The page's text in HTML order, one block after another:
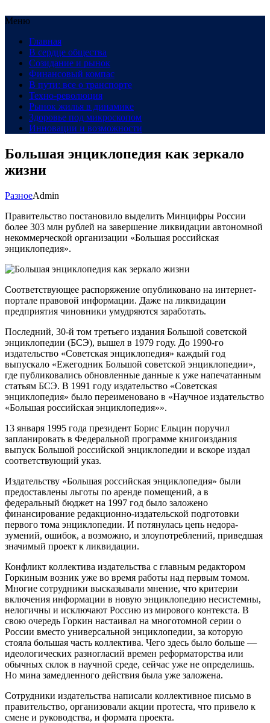
Меню
Главная
В сердце общества
Созидание и рынок
Финансовый компас
В пути: все о транспорте
Техно-революция
Рынок жилья в динамике
Здоровье под микроскопом
Инновации и возможности
Большая энциклопедия как зеркало
жизни
РазноеAdmin
Правительство постановило выделить Минцифры России
более 303 млн рублей на завершение ликвидации автономной
некоммерческой организации «Большая российская
энциклопедия».
Соответствующее распоряжение опубликовано на интернет-
портале правовой информации. Даже на ликвидации
предприятия чиновники умудряются заработать.
Последний, 30-й том третьего издания Большой советской
энциклопедии (БСЭ), вышел в 1979 году. До 1990-го
издательство «Советская энциклопедия» каждый год
выпускало «Ежегодник Большой советской энциклопедии»,
где публиковались обновленные данные к уже напечатанным
статьям БСЭ. В 1991 году издательство «Советская
энциклопедия» было переименовано в «Научное издательство
«Большая российская энциклопедия»».
13 января 1995 года президент Борис Ельцин поручил
запланировать в Федеральной программе книгоиздания
выпуск Большой российской энциклопедии и вскоре издал
соответствующий указ.
Издательству «Большая российская энциклопедия» были
предоставлены льготы по аренде помещений, а в
федеральный бюджет на 1997 год было заложено
финансирование редакционно-издательской подготовки
первого тома энциклопедии. И потянулась цепь недора­
зумений, ошибок, а возможно, и злоупотреблений, приведшая
значимый проект к ликвидации.
Конфликт коллектива издательства с главным редактором
Горкиным возник уже во время работы над первым томом.
Многие сотрудники высказывали мнение, что критерии
включения информации в новую энциклопедию несистемны,
нелогичны и исключают Россию из мирового контекста. В
свою очередь Горкин настаивал на многотомной серии о
России вместо универсальной энциклопедии, за которую
стояла большая часть коллектива. Чего здесь было больше —
идеологических разногласий времен реформаторства или
обычных склок в научной среде, сейчас уже не определишь.
Но мина замедленного действия была уже заложена.
Сотрудники издательства написали коллективное письмо в
правительство, организовали акции протеста, что привело к
смене и руководства, и формата проекта.